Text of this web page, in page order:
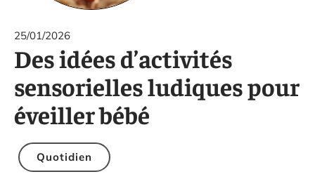
25/01/2026
Des idées d’activités
sensorielles ludiques pour
éveiller bébé
Quotidien